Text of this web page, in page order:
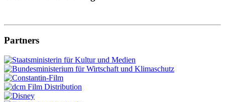
Partners